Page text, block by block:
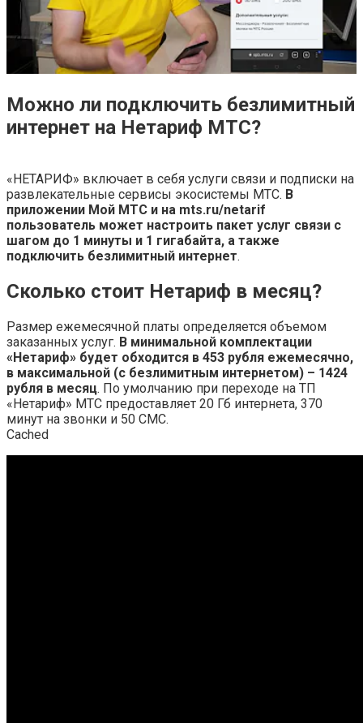
Можно ли подключить безлимитный
интернет на Нетариф МТС?
«НЕТАРИФ» включает в себя услуги связи и подписки на
развлекательные сервисы экосистемы МТС. В
приложении Мой МТС и на mts.ru/netarif
пользователь может настроить пакет услуг связи с
шагом до 1 минуты и 1 гигабайта, а также
подключить безлимитный интернет.
Сколько стоит Нетариф в месяц?
Размер ежемесячной платы определяется объемом
заказанных услуг. В минимальной комплектации
«Нетариф» будет обходится в 453 рубля ежемесячно,
в максимальной (с безлимитным интернетом) – 1424
рубля в месяц. По умолчанию при переходе на ТП
«Нетариф» МТС предоставляет 20 Гб интернета, 370
минут на звонки и 50 СМС.
Cached